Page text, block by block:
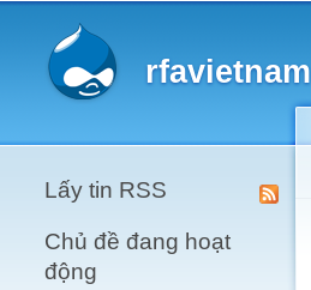
rfavietnam
Lấy tin RSS
Chủ đề đang hoạt
động